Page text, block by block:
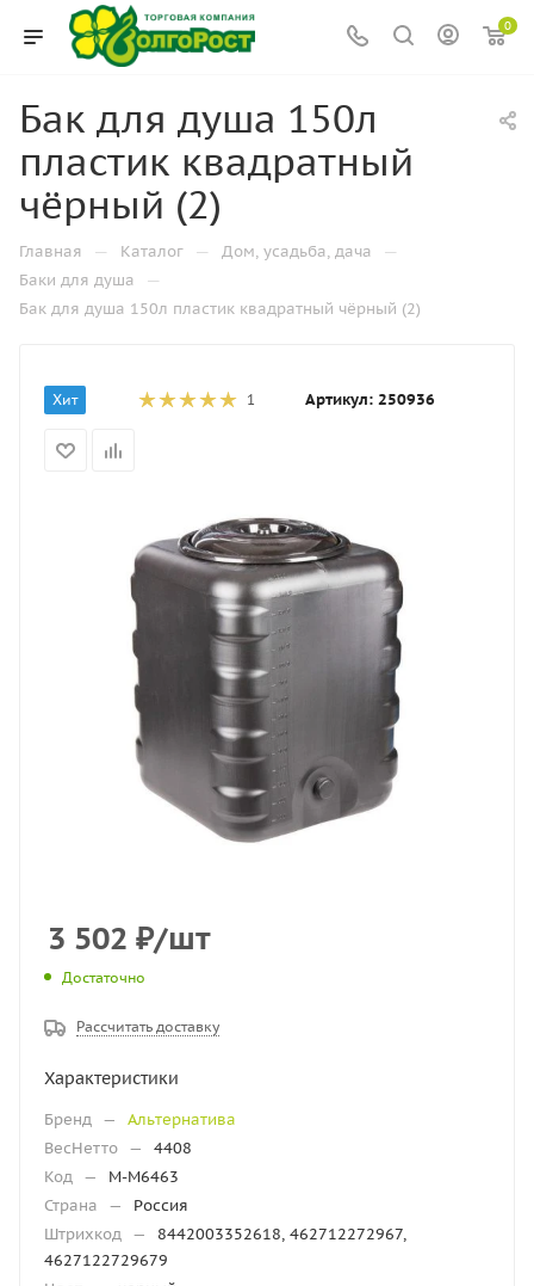
0
Бак для душа 150л
пластик квадратный
чёрный (2)
Главная — Каталог — Дом, усадьба, дача —
Баки для душа —
Бак для душа 150л пластик квадратный чёрный (2)
Хит 1 Артикул: 250936
3 502 ₽/шт
Достаточно
Рассчитать доставку
Характеристики
Бренд —
Альтернатива
ВесНетто —
4408
Код —
М-М6463
Страна
—
Россия
Штрихкод —
8442003352618, 462712272967,
4627122729679